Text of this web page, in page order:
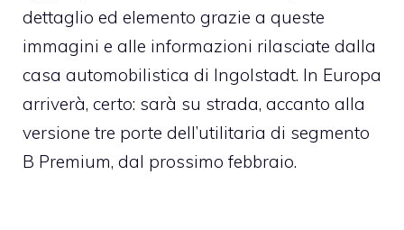
dettaglio ed elemento grazie a queste
immagini e alle informazioni rilasciate dalla
casa automobilistica di Ingolstadt. In Europa
arriverà, certo: sarà su strada, accanto alla
versione tre porte dell’utilitaria di segmento
B Premium, dal prossimo febbraio.